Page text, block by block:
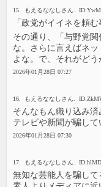
15. もえるななしさん.
「政党がイイネを頼
その通り、「与野党
な。さらに言えばネ
よな。で、それがど
2026年01月28日 07:27
16. もえるななしさん.
そんなもん織り込み
テレビや新聞が騙し
2026年01月28日 07:30
17. もえるななしさん.
無知な芸能人を騙し